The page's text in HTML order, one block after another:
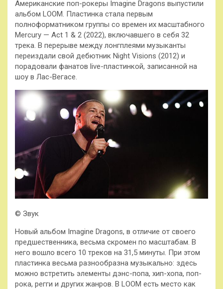
Американские поп-рокеры Imagine Dragons выпустили
альбом LOOM. Пластинка стала первым
полноформатником группы со времен их масштабного
Mercury — Act 1 & 2 (2022), включавшего в себя 32
трека. В перерыве между лонгплеями музыканты
переиздали свой дебютник Night Visions (2012) и
порадовали фанатов live-пластинкой, записанной на
шоу в Лас-Вегасе.
© Звук
Новый альбом Imagine Dragons, в отличие от своего
предшественника, весьма скромен по масштабам. В
него вошло всего 10 треков на 31,5 минуты. При этом
пластинка весьма разнообразна музыкально: здесь
можно встретить элементы дэнс-попа, хип-хопа, поп-
рока, регги и других жанров. В LOOM есть место как